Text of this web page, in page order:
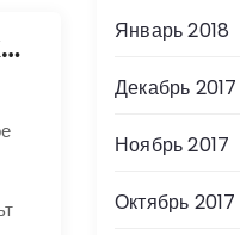
ПЕРЕВОРОТ В МАВРИТАНСКОМ СТИЛЕ
Январь 2018
Декабрь 2017
Ноябрь 2017
Октябрь 2017